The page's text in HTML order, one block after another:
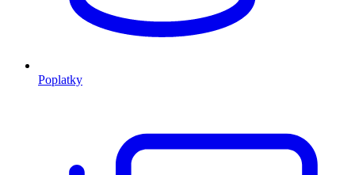
Poplatky